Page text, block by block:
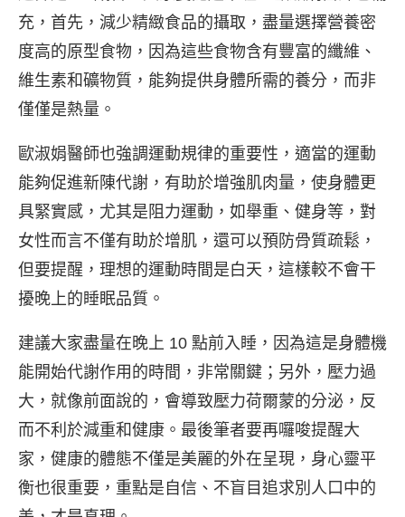
充，首先，減少精緻食品的攝取，盡量選擇營養密
度高的原型食物，因為這些食物含有豐富的纖維、
維生素和礦物質，能夠提供身體所需的養分，而非
僅僅是熱量。
歐淑娟醫師也強調運動規律的重要性，適當的運動
能夠促進新陳代謝，有助於增強肌肉量，使身體更
具緊實感，尤其是阻力運動，如舉重、健身等，對
女性而言不僅有助於增肌，還可以預防骨質疏鬆，
但要提醒，理想的運動時間是白天，這樣較不會干
擾晚上的睡眠品質。
建議大家盡量在晚上 10 點前入睡，因為這是身體機
能開始代謝作用的時間，非常關鍵；另外，壓力過
大，就像前面說的，會導致壓力荷爾蒙的分泌，反
而不利於減重和健康。最後筆者要再囉唆提醒大
家，健康的體態不僅是美麗的外在呈現，身心靈平
衡也很重要，重點是自信、不盲目追求別人口中的